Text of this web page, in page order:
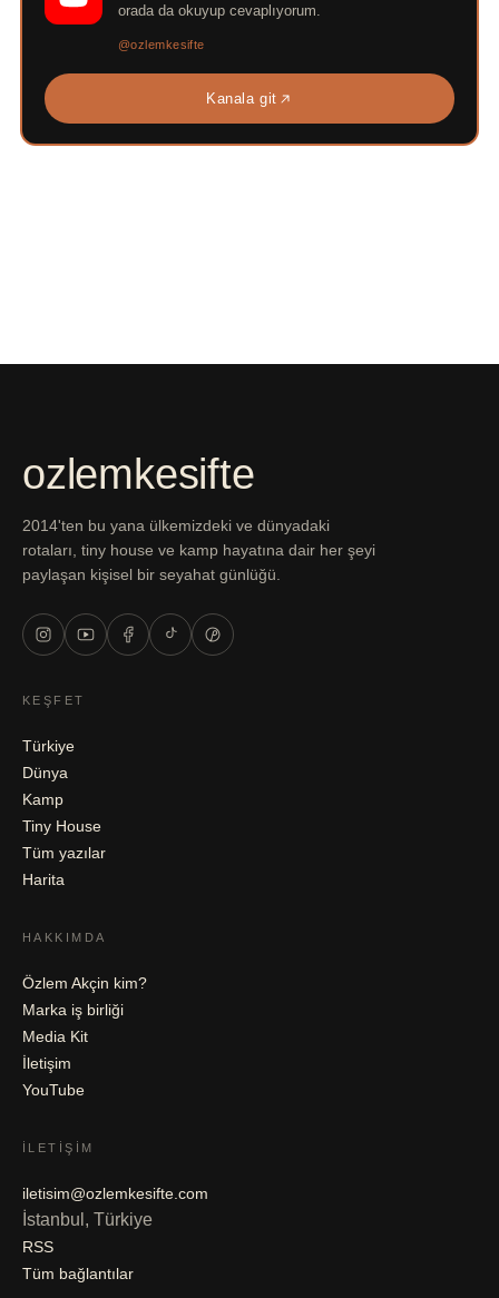
orada da okuyup cevaplıyorum.
@ozlemkesifte
Kanala git
ozlemkesifte
2014'ten bu yana ülkemizdeki ve dünyadaki
rotaları, tiny house ve kamp hayatına dair her şeyi
paylaşan kişisel bir seyahat günlüğü.
KEŞFET
Türkiye
Dünya
Kamp
Tiny House
Tüm yazılar
Harita
HAKKIMDA
Özlem Akçin kim?
Marka iş birliği
Media Kit
İletişim
YouTube
İLETIŞIM
iletisim@ozlemkesifte.com
İstanbul, Türkiye
RSS
Tüm bağlantılar